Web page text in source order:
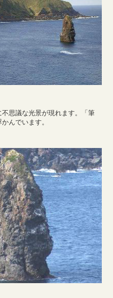
思議な光景が現れます。「筆
んでいます。